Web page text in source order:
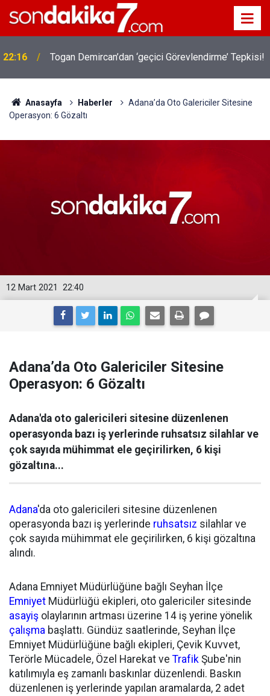
22:16 Togan Demircan’dan ‘geçici Görevlendirme’ Tepkisi!
Anasayfa Haberler
Adana’da Oto Galericiler Sitesine
Operasyon: 6 Gözaltı
22:40
12 Mart 2021
Adana’da Oto Galericiler Sitesine
Operasyon: 6 Gözaltı
Adana'da oto galericileri sitesine düzenlenen
operasyonda bazı iş yerlerinde ruhsatsız silahlar ve
çok sayıda mühimmat ele geçirilirken, 6 kişi
gözaltına...
Adana'da oto galericileri sitesine düzenlenen
operasyonda bazı iş yerlerinde ruhsatsız silahlar ve
çok sayıda mühimmat ele geçirilirken, 6 kişi gözaltına
alındı.
Adana Emniyet Müdürlüğüne bağlı Seyhan İlçe
Emniyet Müdürlüğü ekipleri, oto galericiler sitesinde
asayiş olaylarının artması üzerine 14 iş yerine yönelik
çalışma başlattı. Gündüz saatlerinde, Seyhan İlçe
Emniyet Müdürlüğüne bağlı ekipleri, Çevik Kuvvet,
Terörle Mücadele, Özel Harekat ve Trafik Şube'nin
katılımıyla eş zamanlı baskınlar düzenlendi. Baskın
düzenlenen iş yerlerinde yapılan aramalarda, 2 adet